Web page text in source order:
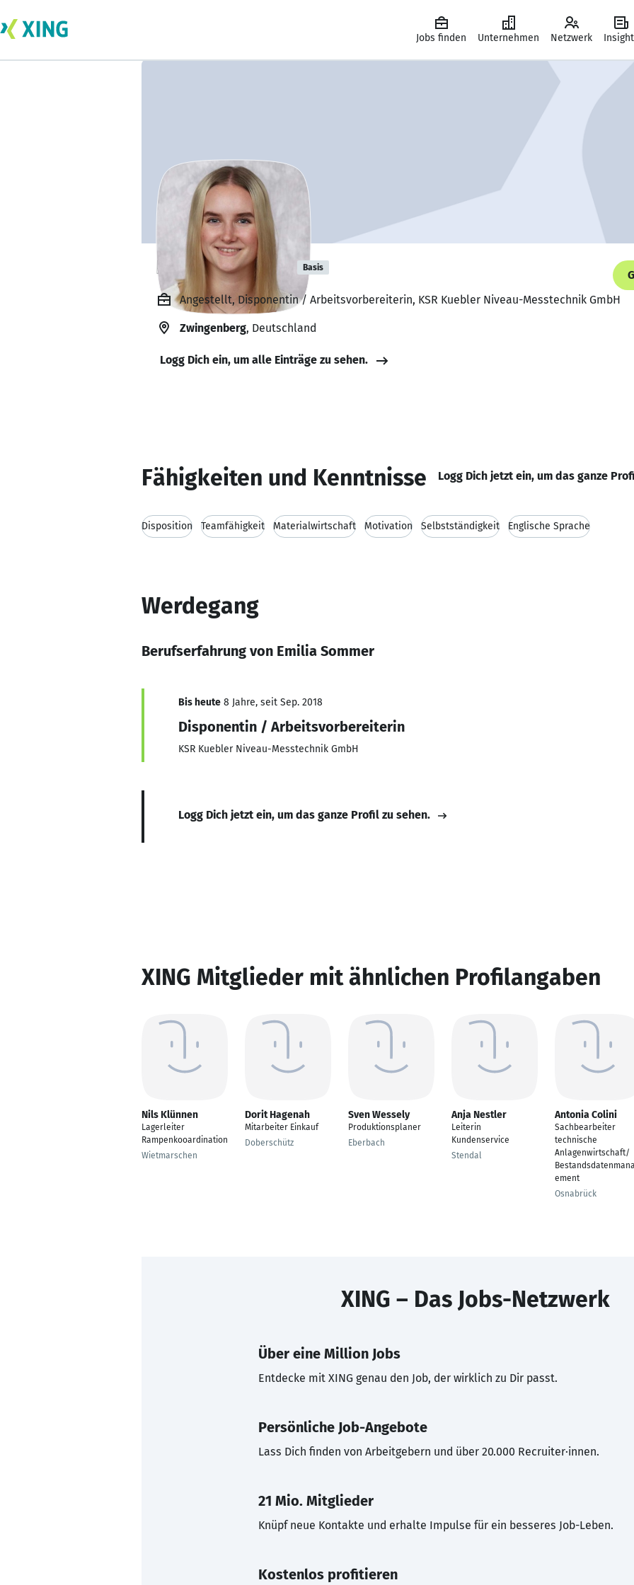
Jobs finden Unternehmen Netzwerk
Emilia Sommer Basis
Angestellt, Disponentin / Arbeitsvorbereiterin, KSR Kuebler Niveau-Messtechnik GmbH
Zwingenberg, Deutschland
Logg Dich ein, um alle Einträge zu sehen.
Fähigkeiten und Kenntnisse Logg Dich jetzt ein, um das ganze
Disposition Teamfähigkeit Materialwirtschaft Motivation Selbstständigkeit Englische Sprache
Werdegang
Berufserfahrung von Emilia Sommer
Bis heute 8 Jahre, seit Sep. 2018
Disponentin / Arbeitsvorbereiterin
KSR Kuebler Niveau-Messtechnik GmbH
Logg Dich jetzt ein, um das ganze Profil zu sehen.
XING Mitglieder mit ähnlichen Profilangaben
Nils Klünnen
Lagerleiter
Rampenkooardination
Wietmarschen
Dorit Hagenah
Mitarbeiter Einkauf
Doberschütz
Sven Wessely
Produktionsplaner
Eberbach
Anja Nestler
Leiterin
Kundenservice
Stendal
Antonia Colini
Sachbearbeiter
technische
Anlagenwirtschaft/
ement
Osnabrück
XING – Das Jobs-Netzwerk
Über eine Million Jobs
Entdecke mit XING genau den Job, der wirklich zu Dir passt.
Persönliche Job-Angebote
Lass Dich finden von Arbeitgebern und über 20.000 Recruiter·innen.
21 Mio. Mitglieder
Knüpf neue Kontakte und erhalte Impulse für ein besseres Job-Leben.
Kostenlos profitieren